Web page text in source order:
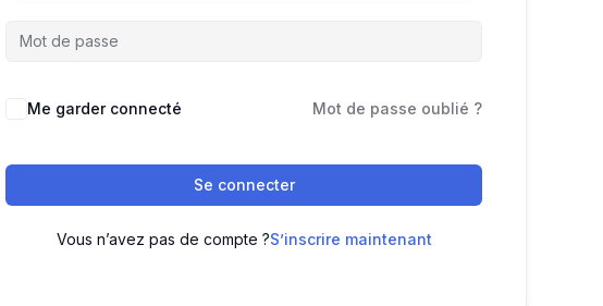
Me garder connecté Mot de passe oublié ?
Se connecter
Vous n’avez pas de compte ?S’inscrire maintenant